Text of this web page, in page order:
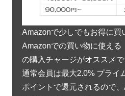
Amazonで少しでもお得に買
Amazonでの買い物に使える
の購入チャージがオススメで
通常会員は最大2.0% プライ
ポイントで還元されるので